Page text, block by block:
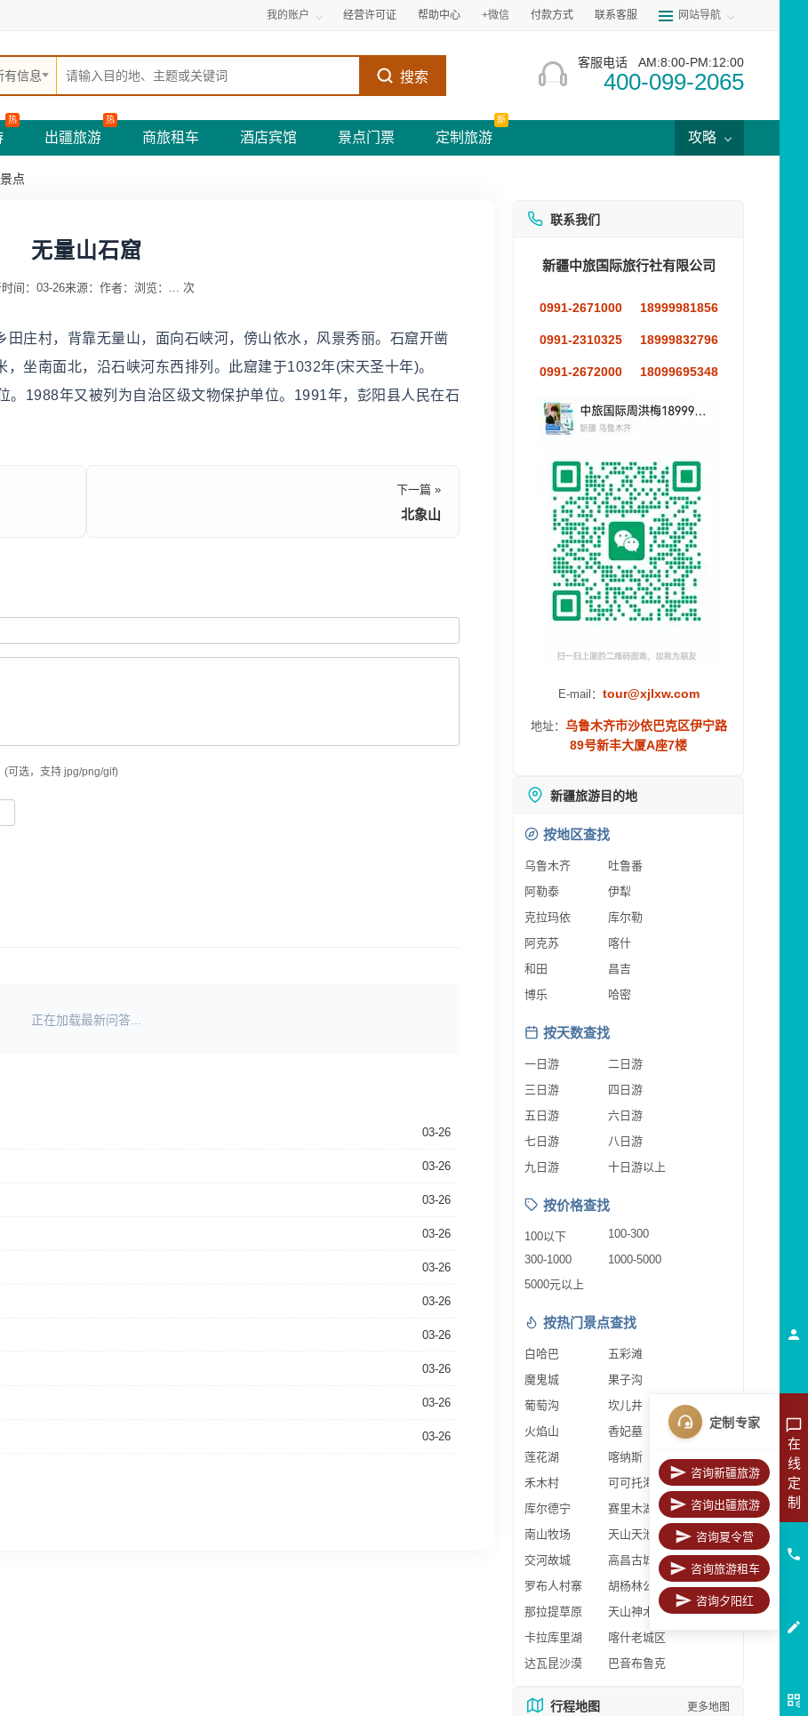
我的账户 经营许可证 帮助中心 +微信 付款方式 联系客服 网站导航
有信息 搜索
客服电话 AM:8:00-PM:12:00
400-099-2065
热
出疆旅游
热
商旅租车 酒店宾馆 景点门票 定制旅游
新
攻略
点
无量山石窟
间：03-26来源： 作者： 浏览： ... 次
庄村，背靠无量山，面向石峡河，傍山依水，风景秀丽。石窟开凿
坐南面北，沿石峡河东西排列。此窟建于1032年(宋天圣十年)。
。1988年又被列为自治区级文物保护单位。1991年，彭阳县人民在石
下一篇 »
北象山
(可选，支持 jpg/png/gif)
正在加载最新问答...
03-26
03-26
03-26
03-26
03-26
03-26
03-26
03-26
03-26
03-26
联系我们
新疆中旅国际旅行社有限公司
0991-2671000 18999981856
0991-2310325 18999832796
0991-2672000 18099695348
E-mail： tour@xjlxw.com
地址： 乌鲁木齐市沙依巴克区伊宁路
89号新丰大厦A座7楼
新疆旅游目的地
按地区查找
乌鲁木齐
吐鲁番
阿勒泰
伊犁
克拉玛依
库尔勒
阿克苏
喀什
和田
昌吉
博乐
哈密
按天数查找
一日游
二日游
三日游
四日游
五日游
六日游
七日游
八日游
九日游
十日游以上
按价格查找
100以下
100-300
300-1000
1000-5000
5000元以上
按热门景点查找
白哈巴
五彩滩
魔鬼城
果子沟
葡萄沟
坎儿井
火焰山
香妃墓
莲花湖
喀纳斯
禾木村
可可托海
库尔德宁
赛里木湖
南山牧场
天山天池
交河故城
高昌古城
罗布人村寨
胡杨林公园
那拉提草原
天山神木园
卡拉库里湖
喀什老城区
达瓦昆沙漠
巴音布鲁克
行程地图 更多地图
在
线
定
制
定制专家
咨询新疆旅游
咨询出疆旅游
咨询夏令营
咨询旅游租车
咨询夕阳红